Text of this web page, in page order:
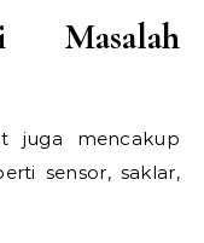
Masalah
juga mencakup
sensor, saklar,